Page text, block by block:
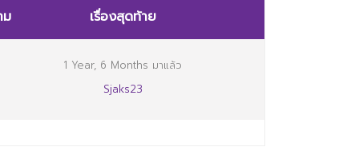
ม เรื่องสุดท้าย
1 Year, 6 Months มาแล้ว
Sjaks23